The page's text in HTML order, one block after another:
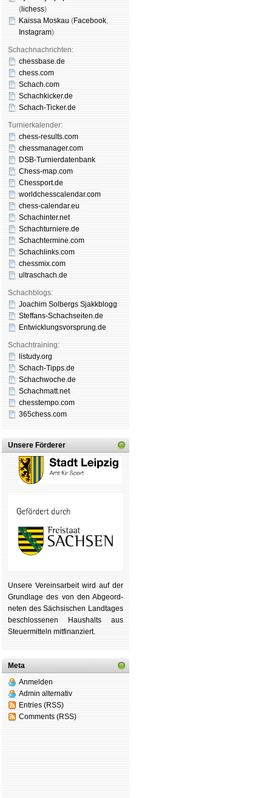
( lichess)
Kaissa Moskau (Face­book,
Insta­gram)
Schachnachrichten:
chessbase.de
chess.com
Schach.com
Schachkicker.de
Schach-Ticker.de
Turnierkalender:
chess-results.com
chessmanager.com
DSB-Turnierdatenbank
Chess-map.com
Chessport.de
worldchesscalendar.com
chess-calendar.eu
Schachinter.net
Schachturniere.de
Schachtermine.com
Schachlinks.com
chessmix.com
ultraschach.de
Schachblogs:
Joachim Solbergs Sjakkblogg
Steffans-Schachseiten.de
Entwicklungsvorsprung.de
Schachtraining:
listudy.org
Schach-Tipps.de
Schachwoche.de
Schachmatt.net
chesstempo.com
365chess.com
Unsere Förderer
Unsere Ver­eins­ar­beit wird auf der
Grund­lage des von den Ab­ge­ord­
ne­ten des Säch­si­schen Land­tages
be­schlos­se­nen Haus­halts aus
Steu­er­mitteln mit­fi­nan­ziert.
Meta
Anmelden
Admin alternativ
Entries (RSS)
Comments (RSS)